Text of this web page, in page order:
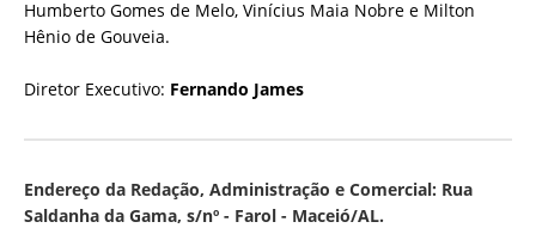
Humberto Gomes de Melo, Vinícius Maia Nobre e Milton
Hênio de Gouveia.
Diretor Executivo: Fernando James
Endereço da Redação, Administração e Comercial: Rua
Saldanha da Gama, s/nº - Farol - Maceió/AL.